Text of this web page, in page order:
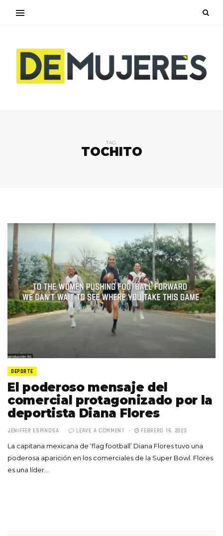
TAG:
TOCHITO
DEPORTE
El poderoso mensaje del
comercial protagonizado por la
deportista Diana Flores
JENIFFER ESPINOSA LEAVE A COMMENT FEBRERO 16, 2023
La capitana mexicana de ‘flag football’ Diana Flores tuvo una
poderosa aparición en los comerciales de la Super Bowl. Flores
es una líder…